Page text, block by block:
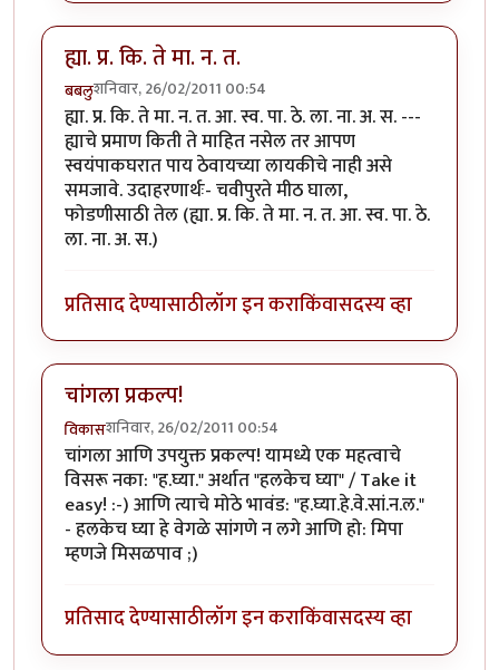
ह्या. प्र. कि. ते मा. न. त.
बबलुशनिवार, 26/02/2011 00:54
ह्या. प्र. कि. ते मा. न. त. आ. स्व. पा. ठे. ला. ना. अ. स. ---
ह्याचे प्रमाण किती ते माहित नसेल तर आपण
स्वयंपाकघरात पाय ठेवायच्या लायकीचे नाही असे
समजावे. उदाहरणार्थः- चवीपुरते मीठ घाला,
फोडणीसाठी तेल (ह्या. प्र. कि. ते मा. न. त. आ. स्व. पा. ठे.
ला. ना. अ. स.)
प्रतिसाद देण्यासाठीलॉग इन कराकिंवासदस्य व्हा
चांगला प्रकल्प!
विकासशनिवार, 26/02/2011 00:54
चांगला आणि उपयुक्त प्रकल्प! यामध्ये एक महत्वाचे
विसरू नका: "ह.घ्या." अर्थात "हलकेच घ्या" / Take it
easy! :-) आणि त्याचे मोठे भावंड: "ह.घ्या.हे.वे.सां.न.ल."
- हलकेच घ्या हे वेगळे सांगणे न लगे आणि हो: मिपा
म्हणजे मिसळपाव ;)
प्रतिसाद देण्यासाठीलॉग इन कराकिंवासदस्य व्हा